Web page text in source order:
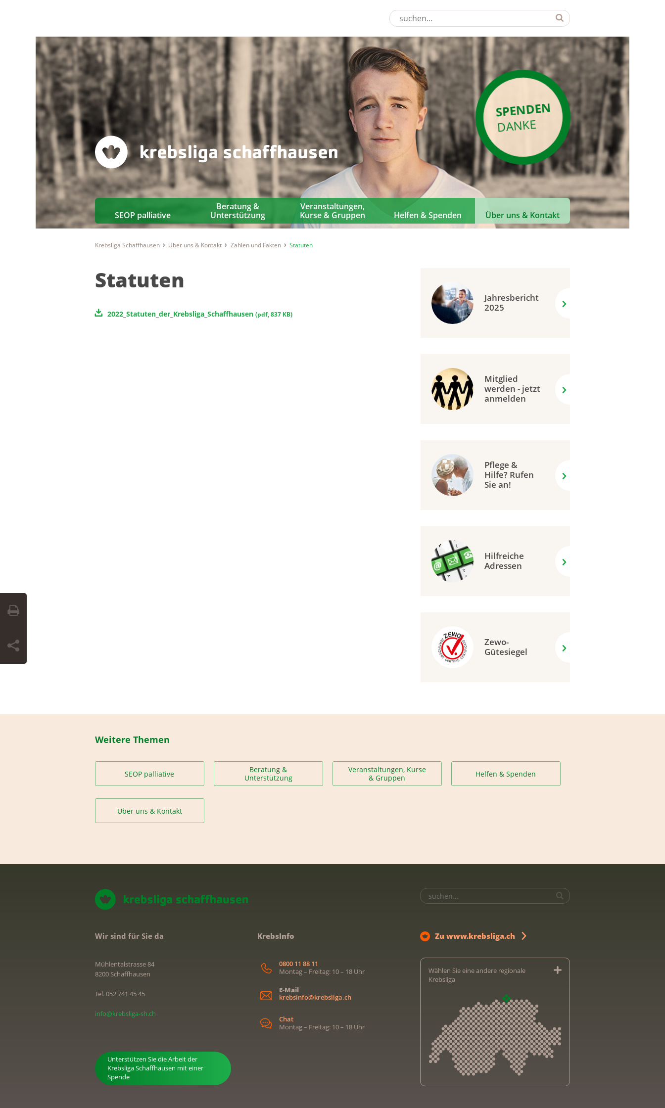
SPENDEN
DANKE
SEOP palliative
Beratung &
Unterstützung
Veranstaltungen,
Kurse & Gruppen
Helfen & Spenden Über uns & Kontakt
Krebsliga Schaffhausen Über uns & Kontakt Zahlen und Fakten Statuten
Statuten
2022_Statuten_der_Krebsliga_Schaffhausen (pdf,837 KB)
Jahresbericht
2025
Mitglied
werden - jetzt
anmelden
Pflege &
Hilfe? Rufen
Sie an!
Hilfreiche
Adressen
Zewo-
Gütesiegel
Weitere Themen
SEOP palliative
Beratung &
Unterstützung
Veranstaltungen, Kurse
& Gruppen
Helfen & Spenden
Über uns & Kontakt
Wir sind für Sie da
Mühlentalstrasse 84
8200 Schaffhausen
Tel. 052 741 45 45
info@krebsliga-sh.ch
Unterstützen Sie die Arbeit der
Krebsliga Schaffhausen mit einer
Spende
KrebsInfo
0800 11 88 11
Montag – Freitag: 10 – 18 Uhr
E-Mail
krebsinfo@krebsliga.ch
Chat
Montag – Freitag: 10 – 18 Uhr
Zu www.krebsliga.ch
Wählen Sie eine andere regionale
Krebsliga